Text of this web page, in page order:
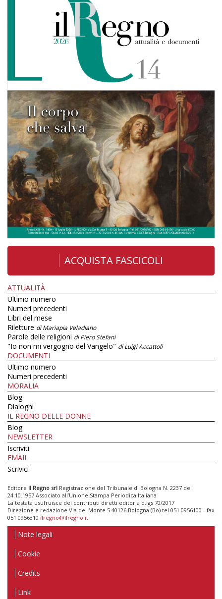
ACQUISTA FASCICOLI
ATTUALITÀ
Ultimo numero
Numeri precedenti
Libri del mese
Riletture di Mariapia Veladiano
Parole delle religioni di Piero Stefani
"Io non mi vergogno del Vangelo" di Luigi Accattoli
DOCUMENTI
Ultimo numero
Numeri precedenti
MORALIA
Blog
Dialoghi
IL REGNO DELLE DONNE
Blog
NEWSLETTER
Iscriviti
EMAIL
Scrivici
Editore Il Regno srl Registrazione del Tribunale di Bologna N. 2237 del
24.10.1957 Associato all’Unione Stampa Periodica Italiana
La testata usufruisce dei contributi diretti editoria d.lgs 70/2017
Direzione e redazione Via del Monte 5 40126 Bologna (Bo) tel 051 0956100 - fax
051 0956310 ilregno@ilregno.it
Note legali
Cookie
Credits
Link